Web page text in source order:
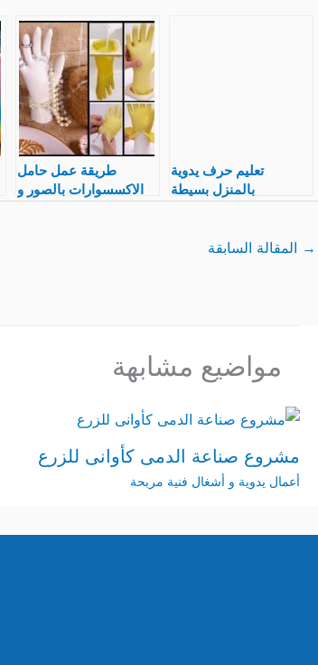
تعليم حرف يدوية
بالمنزل بسيطة
طريقة عمل حامل
الاكسسوارات بالصور و
→ المقالة السابقة
مواضيع مشابهة
مشروع صناعة الدمى كأوانى للزرع
أعمال يدوية و أشغال فنية مربحة